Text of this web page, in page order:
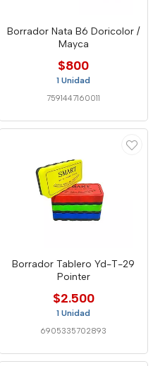
Borrador Nata B6 Doricolor /
Mayca
$800
1 Unidad
7591447160011
Borrador Tablero Yd-T-29
Pointer
$2.500
1 Unidad
6905335702893